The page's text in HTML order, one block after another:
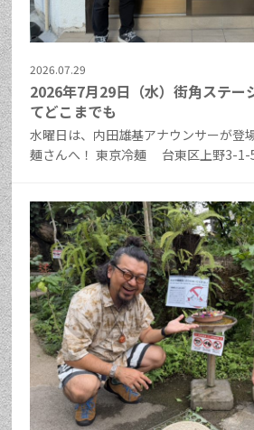
2026.07.29
2026年7月29日（水）街角ステー
てどこまでも
水曜日は、内田雄基アナウンサーが登
麺さんへ！ 東京冷麺 台東区上野3-1-